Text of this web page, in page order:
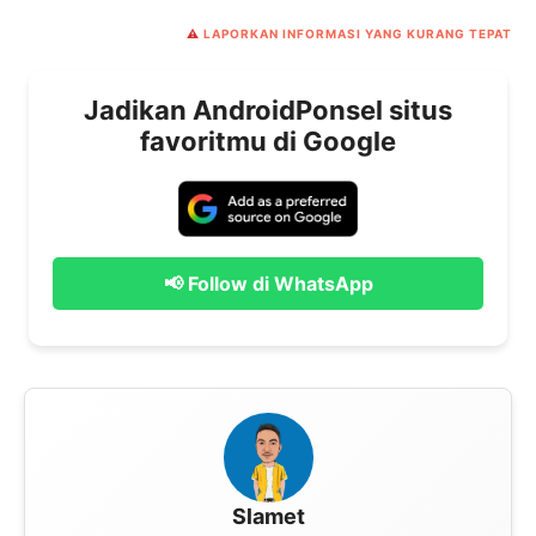
⚠️ LAPORKAN INFORMASI YANG KURANG TEPAT
Jadikan AndroidPonsel situs
favoritmu di Google
📢 Follow di WhatsApp
Slamet